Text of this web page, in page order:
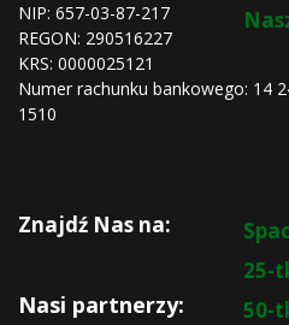
25-
50-
NIP: 657-03-87-217
REGON: 290516227
KRS: 0000025121
Numer rachunku bankowego: 14
1510
Znajdź Nas na:
Nasi partnerzy: